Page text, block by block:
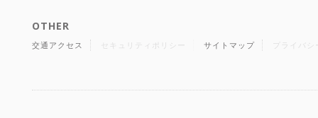
OTHER
交通アクセス セキュリティポリシー サイトマップ プライバ